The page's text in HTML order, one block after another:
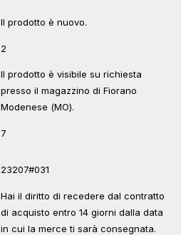
Il prodotto è nuovo.
2
Il prodotto è visibile su richiesta
presso il magazzino di Fiorano
Modenese (MO).
7
23207#031
Hai il diritto di recedere dal contratto
di acquisto entro 14 giorni dalla data
in cui la merce ti sarà consegnata.